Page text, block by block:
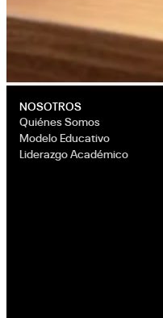
NOSOTROS
Quiénes Somos
Modelo Educativo
Liderazgo Académico